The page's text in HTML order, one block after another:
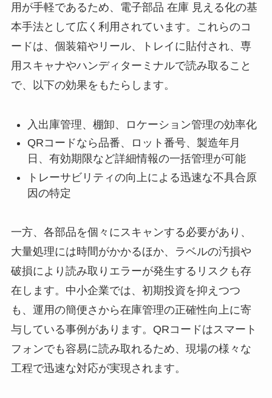
用が手軽であるため、電子部品 在庫 見える化の基
本手法として広く利用されています。これらのコ
ードは、個装箱やリール、トレイに貼付され、専
用スキャナやハンディターミナルで読み取ること
で、以下の効果をもたらします。
入出庫管理、棚卸、ロケーション管理の効率化
QRコードなら品番、ロット番号、製造年月
日、有効期限など詳細情報の一括管理が可能
トレーサビリティの向上による迅速な不具合原
因の特定
一方、各部品を個々にスキャンする必要があり、
大量処理には時間がかかるほか、ラベルの汚損や
破損により読み取りエラーが発生するリスクも存
在します。中小企業では、初期投資を抑えつつ
も、運用の簡便さから在庫管理の正確性向上に寄
与している事例があります。QRコードはスマート
フォンでも容易に読み取れるため、現場の様々な
工程で迅速な対応が実現されます。